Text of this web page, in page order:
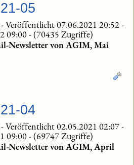
05
-Veröffentlicht 07.06.2021 20:52-
09:00-(70435 Zugriffe)
Newsletter von AGIM, Mai
04
-Veröffentlicht 02.05.2021 02:07-
09:00-(69747 Zugriffe)
Newsletter von AGIM, April